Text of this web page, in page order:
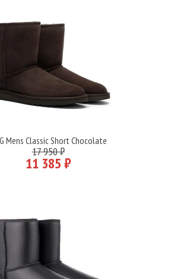
Подробнее
Mens Classic Short Chocolate
17 950 ₽
11 385 ₽